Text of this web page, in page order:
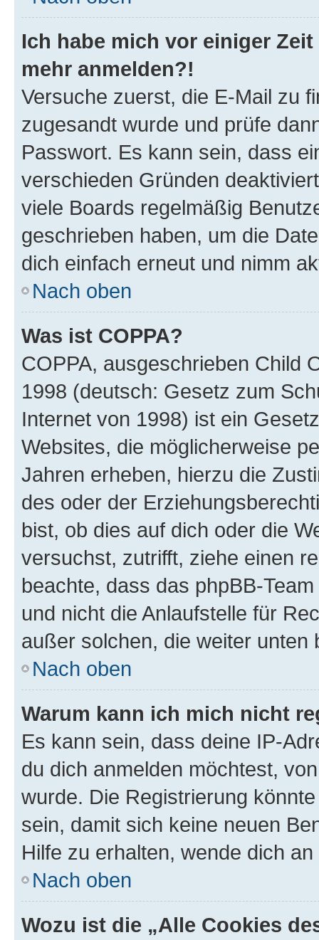
Ich habe mich vor einiger
mehr anmelden?!
Versuche zuerst, die E-Mail zu
zugesandt wurde und prüfe
Passwort. Es kann sein, dass
verschieden Gründen
viele Boards regelmäßig
geschrieben haben, um die
dich einfach erneut und nimm
Nach oben
Was ist COPPA?
COPPA, ausgeschrieben Child
1998 (deutsch: Gesetz zum
Internet von 1998) ist ein
Websites, die möglicherweise
Jahren erheben, hierzu die
des oder der
bist, ob dies auf dich oder die
versuchst, zutrifft, ziehe einen
beachte, dass das phpBB-
und nicht die Anlaufstelle für
außer solchen, die weiter unten
Nach oben
Warum kann ich mich nicht
Es kann sein, dass deine IP-
du dich anmelden möchtest,
wurde. Die Registrierung
sein, damit sich keine neuen
Hilfe zu erhalten, wende dich
Nach oben
Wozu ist die „Alle Cookies